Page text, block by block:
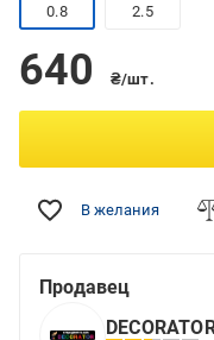
0.8 2.5
640 ₴/шт.
В желания
Продавец